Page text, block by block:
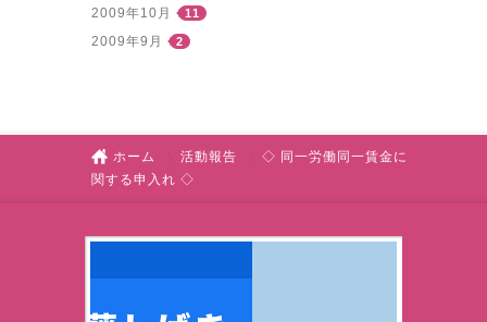
2009年10月 11
2009年9月 2
ホーム 活動報告
◇ 同一労働同一賃金に
関する申入れ ◇